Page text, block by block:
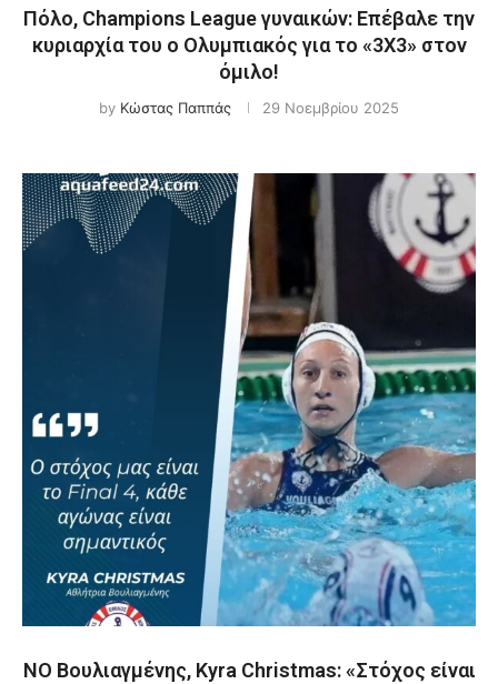
Πόλο, Champions League γυναικών: Επέβαλε την
κυριαρχία του ο Ολυμπιακός για το «3Χ3» στον
όμιλο!
by Κώστας Παππάς 29 Νοεμβρίου 2025
ΝΟ Βουλιαγμένης, Kyra Christmas: «Στόχος είναι